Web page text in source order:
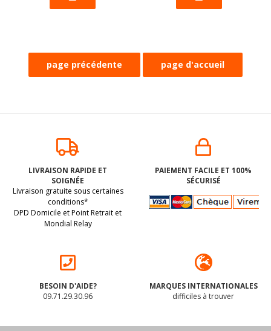
LIVRAISON RAPIDE ET
SOIGNÉE
Livraison gratuite sous certaines
conditions*
DPD Domicile et Point Retrait et
Mondial Relay
PAIEMENT FACILE ET 100%
SÉCURISÉ
BESOIN D'AIDE?
09.71.29.30.96
MARQUES INTERNATIONALES
difficiles à trouver